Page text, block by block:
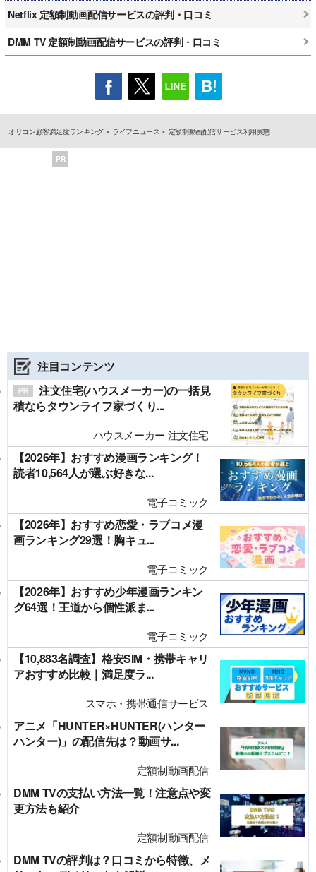
Netflix 定額制動画配信サービスの評判・口コミ
DMM TV 定額制動画配信サービスの評判・口コミ
オリコン顧客満足度ランキング ライフニュース 定額制動画配信サービス利用実態
PR
注目コンテンツ
注文住宅(ハウスメーカー)の一括見
積ならタウンライフ家づくり...
ハウスメーカー 注文住宅
【2026年】おすすめ漫画ランキング！
読者10,564人が選ぶ好きな...
電子コミック
【2026年】おすすめ恋愛・ラブコメ漫
画ランキング29選！胸キュ...
電子コミック
【2026年】おすすめ少年漫画ランキン
グ64選！王道から個性派ま...
電子コミック
【10,883名調査】格安SIM・携帯キャリ
アおすすめ比較｜満足度ラ...
スマホ・携帯通信サービス
アニメ「HUNTER×HUNTER(ハンター
ハンター)」の配信先は？動画サ...
定額制動画配信
DMM TVの支払い方法一覧！注意点や変
更方法も紹介
定額制動画配信
DMM TVの評判は？口コミから特徴、メ